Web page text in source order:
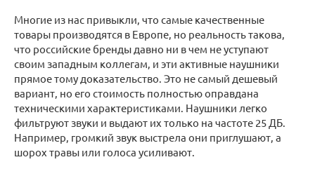
Многие из нас привыкли, что самые качественные
товары производятся в Европе, но реальность такова,
что российские бренды давно ни в чем не уступают
своим западным коллегам, и эти активные наушники
прямое тому доказательство. Это не самый дешевый
вариант, но его стоимость полностью оправдана
техническими характеристиками. Наушники легко
фильтруют звуки и выдают их только на частоте 25 ДБ.
Например, громкий звук выстрела они приглушают, а
шорох травы или голоса усиливают.